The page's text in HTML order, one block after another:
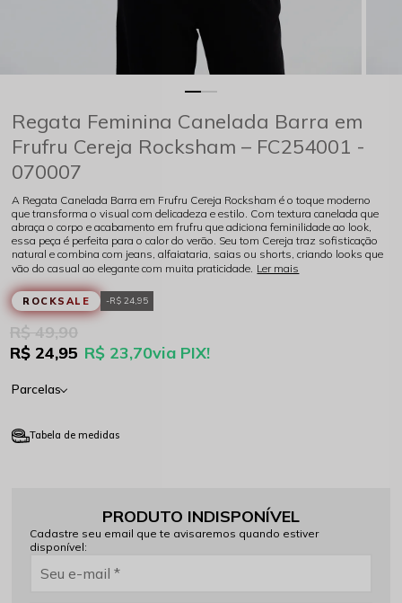
Regata Feminina Canelada Barra em
Frufru Cereja Rocksham – FC254001 -
070007
A Regata Canelada Barra em Frufru Cereja Rocksham é o toque moderno
que transforma o visual com delicadeza e estilo. Com textura canelada que
abraça o corpo e acabamento em frufru que adiciona feminilidade ao look,
essa peça é perfeita para o calor do verão. Seu tom Cereja traz sofisticação
natural e combina com jeans, alfaiataria, saias ou shorts, criando looks que
vão do casual ao elegante com muita praticidade. Ler mais
ROCKSALE R$ 24,95
R$ 23,70via PIX!
R$ 49,90
R$ 24,95
Parcelas
Tabela de medidas
PRODUTO INDISPONÍVEL
Cadastre seu email que te avisaremos quando estiver
disponível: